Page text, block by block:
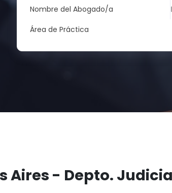
Nombre del Abogado/a
Área de Práctica
Aires - Depto.